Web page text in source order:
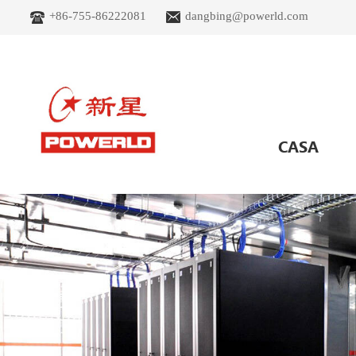
+86-755-86222081 dangbing@powerld.com
CASA